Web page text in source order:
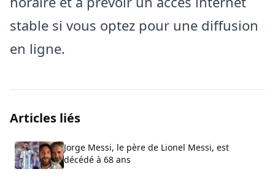
stable si vous optez pour une diffusion
en ligne.
Articles liés
Jorge Messi, le père de Lionel Messi, est
décédé à 68 ans